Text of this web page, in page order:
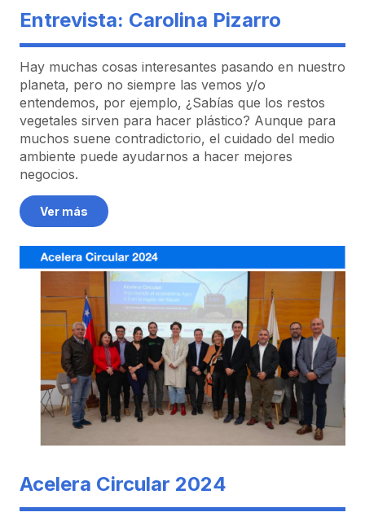
Entrevista: Carolina Pizarro
Hay muchas cosas interesantes pasando en nuestro
planeta, pero no siempre las vemos y/o
entendemos, por ejemplo, ¿Sabías que los restos
vegetales sirven para hacer plástico? Aunque para
muchos suene contradictorio, el cuidado del medio
ambiente puede ayudarnos a hacer mejores
negocios.
Ver más
Acelera Circular 2024